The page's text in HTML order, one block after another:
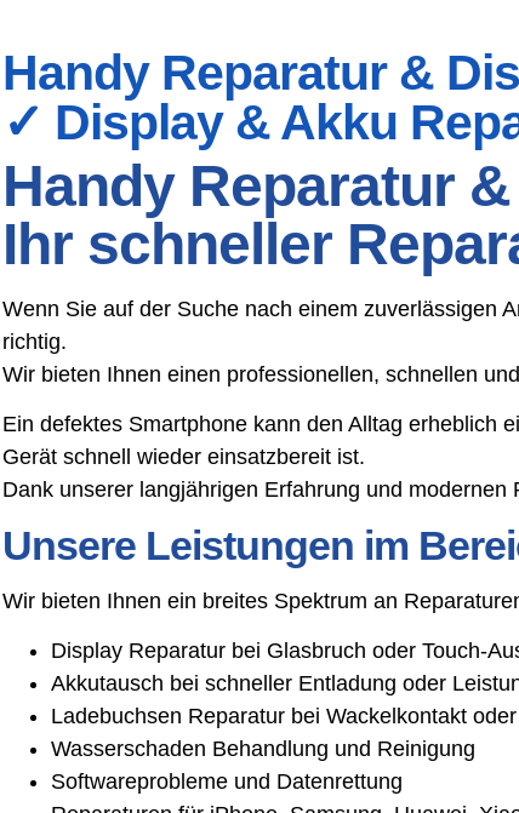
Handy Reparatur &
✓ Display & Akku
Handy Reparatur
Ihr schneller
Wenn Sie auf der Suche nach einem zuverlässigen
richtig.
Wir bieten Ihnen einen professionellen, schnellen
Ein defektes Smartphone kann den Alltag erheblich
Gerät schnell wieder einsatzbereit ist.
Dank unserer langjährigen Erfahrung und
Unsere Leistungen im
Wir bieten Ihnen ein breites Spektrum an
Display Reparatur bei Glasbruch oder Touch-
Akkutausch bei schneller Entladung oder
Ladebuchsen Reparatur bei Wackelkontakt
Wasserschaden Behandlung und Reinigung
Softwareprobleme und Datenrettung